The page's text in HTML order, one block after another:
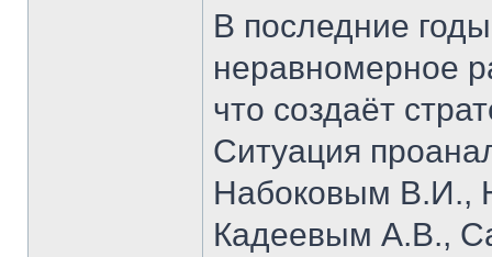
В последние
неравномерное
что создаёт
Ситуация
Набоковым В.И.,
Кадеевым А.В.,